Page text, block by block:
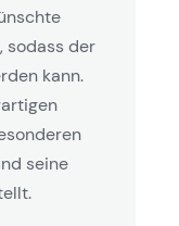
sodass der
kann.
seine